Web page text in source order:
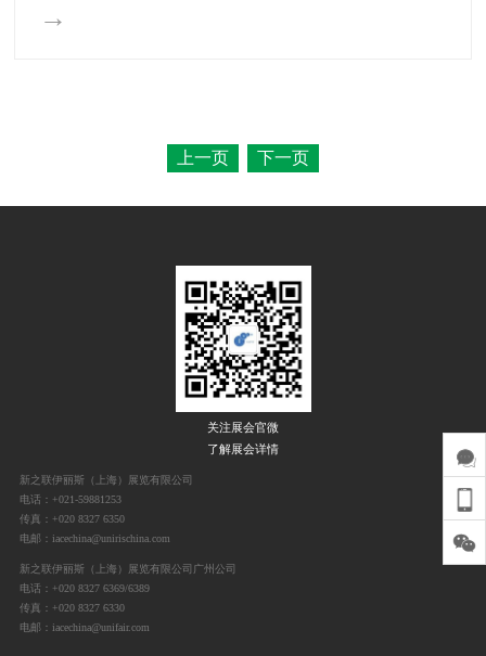
→
上一页 下一页
关注展会官微
了解展会详情
新之联伊丽斯（上海）展览有限公司
电话：+021-59881253
传真：+020 8327 6350
电邮：iacechina@unirischina.com
新之联伊丽斯（上海）展览有限公司广州公司
电话：+020 8327 6369/6389
传真：+020 8327 6330
电邮：iacechina@unifair.com